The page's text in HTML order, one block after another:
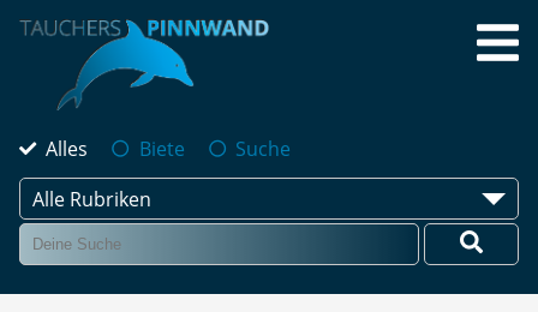
Alles Biete
Suche
Alle Rubriken